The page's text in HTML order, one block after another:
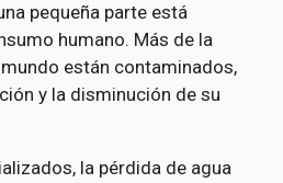
pequeña parte está
humano. Más de la
están contaminados,
y la disminución de su
la pérdida de agua